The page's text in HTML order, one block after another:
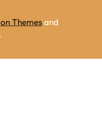
Themesand